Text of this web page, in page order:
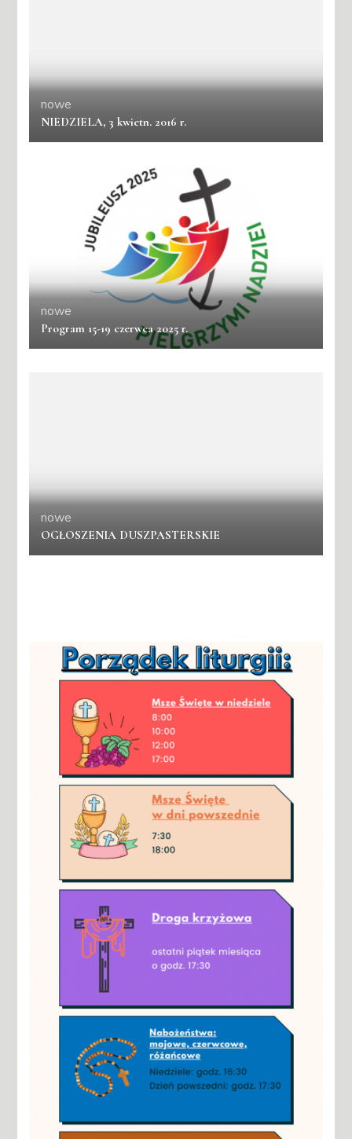
nowe
NIEDZIELA, 3 kwietn. 2016 r.
nowe
Program 15-19 czerwca 2025 r.
nowe
OGŁOSZENIA DUSZPASTERSKIE